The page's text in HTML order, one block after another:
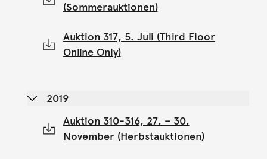
(Sommerauktionen)
Auktion 317, 5. Juli (Third Floor
Online Only)
2019
Auktion 310-316, 27. – 30.
November (Herbstauktionen)